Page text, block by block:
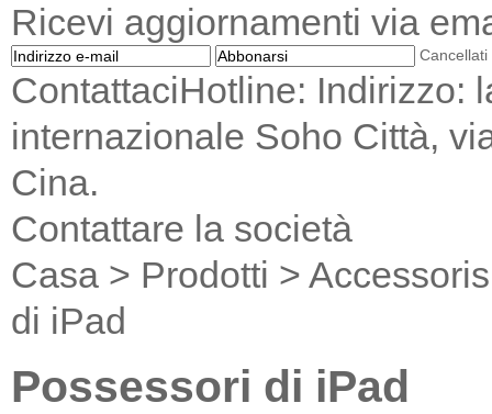
Ricevi aggiornamenti via
Cancellati
ContattaciHotline: Indirizzo:
internazionale Soho Città,
Cina.
Contattare la società
Casa > Prodotti > Accessoris
di iPad
Possessori di iPad